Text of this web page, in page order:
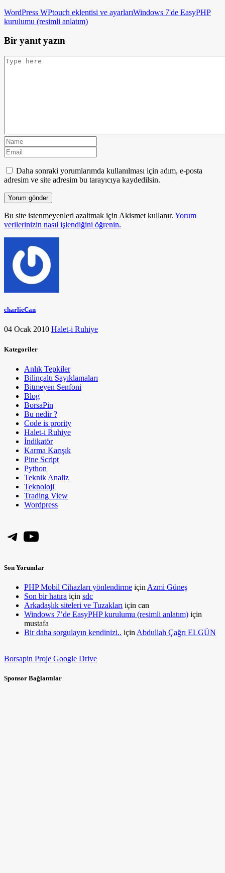
WordPress WPtouch eklentisi ve ayarlarıWindows 7'de EasyPHP
kurulumu (resimli anlatım)
Bir yanıt yazın
Daha sonraki yorumlarımda kullanılması için adım, e-posta
adresim ve site adresim bu tarayıcıya kaydedilsin.
Bu site istenmeyenleri azaltmak için Akismet kullanır. Yorum
verilerinizin nasıl işlendiğini öğrenin.
charlieCan
04 Ocak 2010 Halet-i Ruhiye
Kategoriler
Anlık Tepkiler
Bilinçaltı Sayıklamaları
Bitmeyen Senfoni
Blog
BorsaPin
Bu nedir ?
Code is prority
Halet-i Ruhiye
İndikatör
Karma Karışık
Pine Script
Python
Teknik Analiz
Teknoloji
Trading View
Wordpress
Telegram
YouTube
Son Yorumlar
PHP Mobil Cihazları yönlendirme için Azmi Güneş
Son bir hatıra için sdc
Arkadaşlık siteleri ve Tuzakları için can
Windows 7’de EasyPHP kurulumu (resimli anlatım) için
mustafa
Bir daha sorgulayın kendinizi.. için Abdullah Çağrı ELGÜN
Borsapin Proje Google Drive
Sponsor Bağlantılar